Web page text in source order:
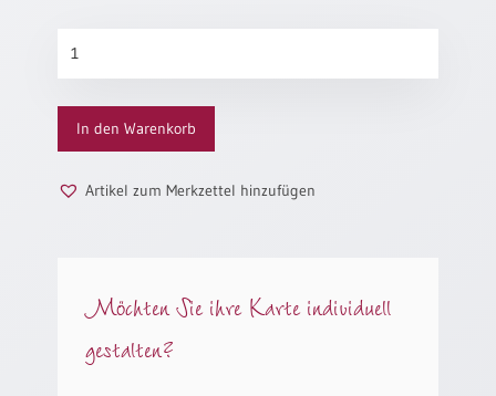
Taufe
Patenamt
Konfirmation
Eheschliessung
Hochzeitsjubiläum
Menge
In den Warenkorb
Artikel zum Merkzettel hinzufügen
Möchten Sie ihre Karte individuell
gestalten?